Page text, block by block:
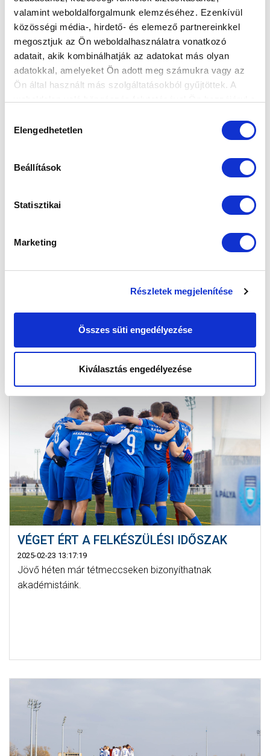
valamint weboldalforgalmunk elemzéséhez. Ezenkívül
közösségi média-, hirdető- és elemező partnereinkkel
megosztjuk az Ön weboldalhasználatra vonatkozó
adatait, akik kombinálhatják az adatokat más olyan
adatokkal, amelyeket Ön adott meg számukra vagy az
Ön által használt más szolgáltatásokból gyűjtöttek. A
kiválasztása
Elengedhetetlen
Beállítások
Statisztikai
Marketing
Részletek megjelenítése
Összes süti engedélyezése
Kiválasztás engedélyezése
2025-02-26 09:32:41
VÉGET ÉRT A FELKÉSZÜLÉSI IDŐSZAK
2025-02-23 13:17:19
Jövő héten már tétmeccseken bizonyíthatnak
akadémistáink.